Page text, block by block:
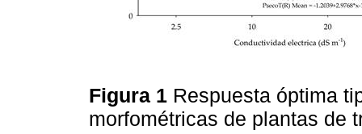
Figura 1 Respuesta óptima
morfométricas de plantas de